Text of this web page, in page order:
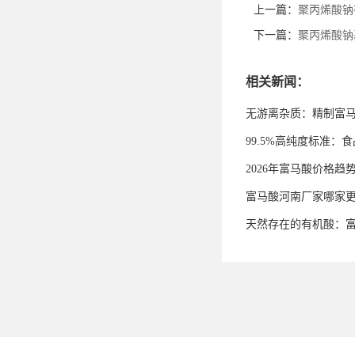
上一篇： 聚丙烯酸
下一篇： 聚丙烯酸
相关新闻：
无游离杂质：精制富
99.5%高纯度标准：
2026年富马酸价格趋
富马酸河南厂家哪家
天然存在的有机酸：